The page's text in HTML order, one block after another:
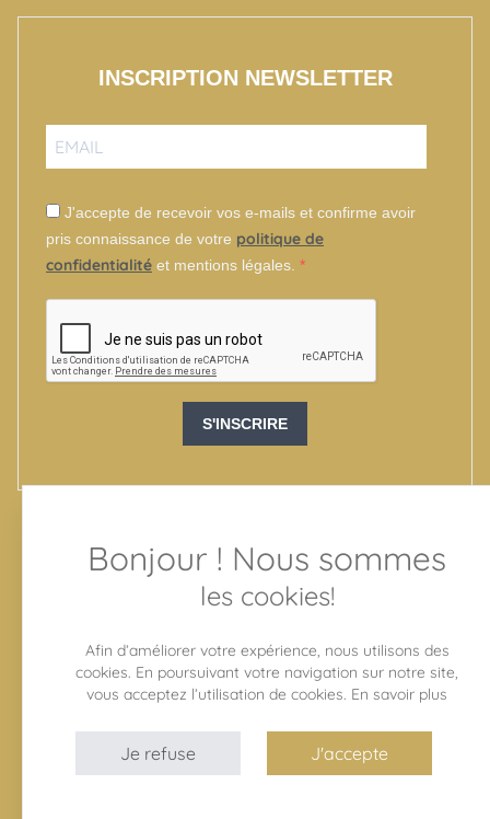
Bonjour ! Nous sommes
les cookies!
Afin d’améliorer votre expérience, nous utilisons des
cookies. En poursuivant votre navigation sur notre site,
vous acceptez l’utilisation de cookies. En savoir plus
Je refuse J'accepte
INSCRIPTION NEWSLETTER
J'accepte de recevoir vos e-mails et confirme avoir
pris connaissance de votre politique de
confidentialité et mentions légales.
S'INSCRIRE
SUIVEZ-NOUS
Nous contacter